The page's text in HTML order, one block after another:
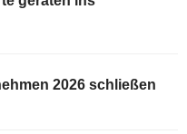
2026 schließen